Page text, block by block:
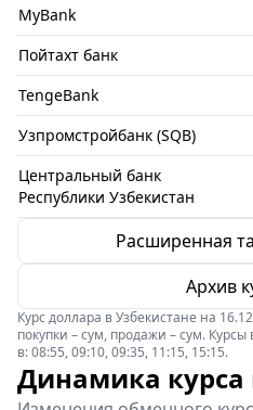
MyBank
Пойтахт банк
TengeBank
Узпромстройбанк (SQB)
Центральный банк
Республики Узбекистан
Расширенная
Архив
Курс доллара в Узбекистане на
покупки – сум, продажи – сум.
в: 08:55, 09:10, 09:35, 11:15, 15:15.
Динамика курса